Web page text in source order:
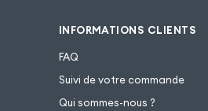
INFORMATIONS CLIENTS
FAQ
Suivi de votre commande
Qui sommes-nous ?